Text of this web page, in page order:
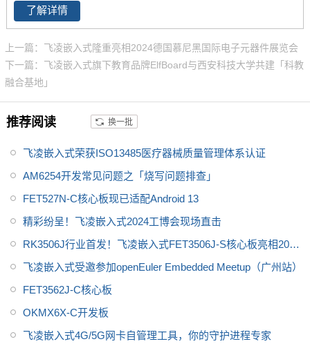
Hz， 原生支持8路UART、2路Et
hernet(含1路TSN)、2路USB 2.
0、2路CAN-FD总线等常用接
口。飞凌iMX93x系列在经市场验
证的 i.MX 6和i.MX 8基础上进行
器学习应用，i.MX9352核心板体
积小巧，便于嵌入到您的产品
中。
了解详情
上一篇：飞凌嵌入式隆重亮相2024德国慕尼黑国际电子元器件展览会
下一篇：飞凌嵌入式旗下教育品牌ElfBoard与西安科技大学共建「科教
融合基地」
推荐阅读 换一批
飞凌嵌入式荣获ISO13485医疗器械质量管理体系认证
AM6254开发常见问题之「烧写问题排查」
FET527N-C核心板现已适配Android 13
精彩纷呈！飞凌嵌入式2024工博会现场直击
RK3506J行业首发！飞凌嵌入式FET3506J-S核心板亮相2024
工博会
飞凌嵌入式受邀参加openEuler Embedded Meetup（广州站）
FET3562J-C核心板
OKMX6X-C开发板
飞凌嵌入式4G/5G网卡自管理工具，你的守护进程专家